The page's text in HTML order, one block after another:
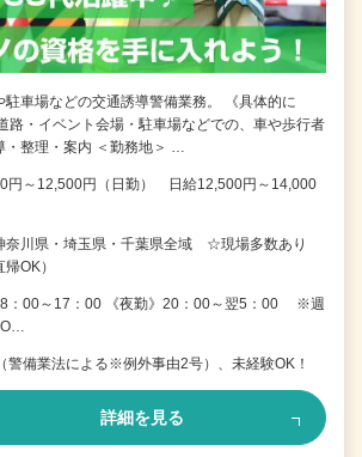
駐車場などの交通誘導警備業務。 《具体的に
・イベント会場・駐車場などでの、車や歩行者
・整理・案内 ＜勤務地＞ …
円～12,500円（日勤） 日給12,500円～14,000
奈川県・埼玉県・千葉県全域 ☆現場多数あり
帰OK）
：00～17：00 《夜勤》20：00～翌5：00 ※週
警備業法による※例外事由2号）、未経験OK！
詳細を見る